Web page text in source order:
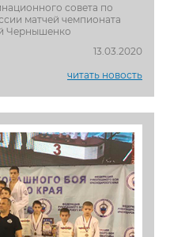
совета по
матчей чемпионата
Чернышенко
13.03.2020
читать новость